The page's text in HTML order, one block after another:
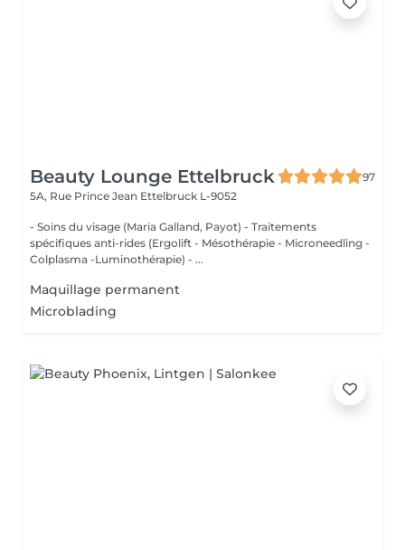
Beauty Lounge Ettelbruck
97
5A, Rue Prince Jean Ettelbruck L-9052
- Soins du visage (Maria Galland, Payot) - Traitements
spécifiques anti-rides (Ergolift - Mésothérapie - Microneedling -
Colplasma -Luminothérapie) - ...
Maquillage permanent
Microblading